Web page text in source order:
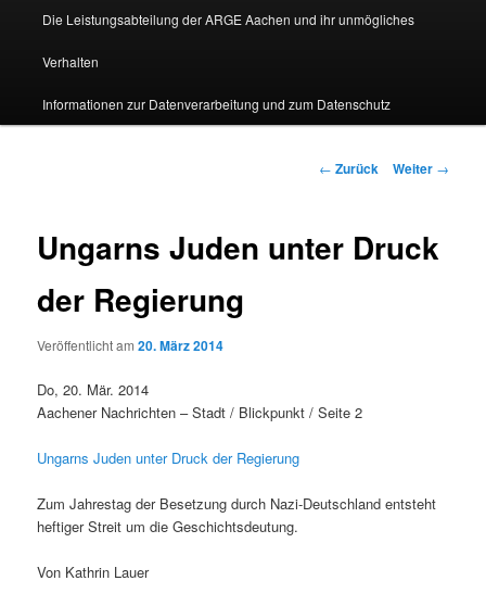
Die Leistungsabteilung der ARGE Aachen und ihr unmögliches
Verhalten
Informationen zur Datenverarbeitung und zum Datenschutz
Beitragsnavigation
← Zurück Weiter →
Ungarns Juden unter Druck
der Regierung
Veröffentlicht am20. März 2014
Do, 20. Mär. 2014
Aachener Nachrichten – Stadt / Blickpunkt / Seite 2
Ungarns Juden unter Druck der Regierung
Zum Jahrestag der Besetzung durch Nazi-Deutschland entsteht
heftiger Streit um die Geschichtsdeutung.
Von Kathrin Lauer